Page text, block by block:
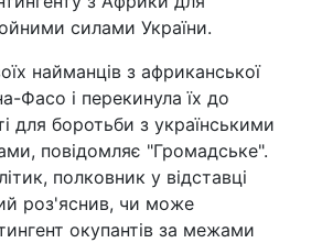
силами України.
найманців з африканської
Фасо і перекинула їх до
для боротьби з українськими
повідомляє "Громадське".
полковник у відставці
роз'яснив, чи може
окупантів за межами